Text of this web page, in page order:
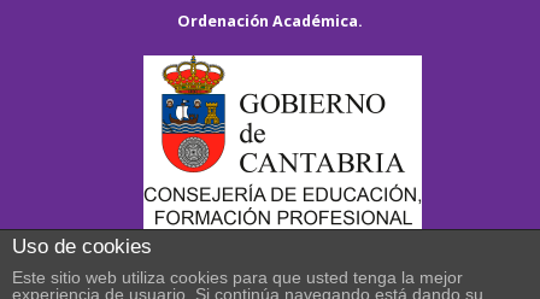
Ordenación Académica.
Uso de cookies
Este sitio web utiliza cookies para que usted tenga la mejor
experiencia de usuario. Si continúa navegando está dando su